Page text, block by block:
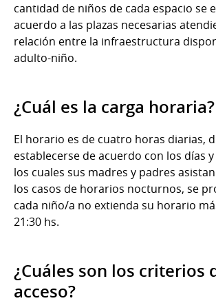
cantidad de niños de cada espacio se
acuerdo a las plazas necesarias
relación entre la infraestructura
adulto-niño.
¿Cuál es la carga horaria?
El horario es de cuatro horas diarias,
establecerse de acuerdo con los días
los cuales sus madres y padres asistan
los casos de horarios nocturnos, se
cada niño/a no extienda su horario
21:30 hs.
¿Cuáles son los criterios
acceso?